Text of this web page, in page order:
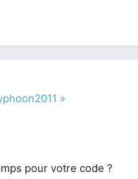
»
pour votre code ?